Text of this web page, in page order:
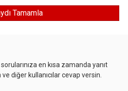
en kısa zamanda yanıt
diğer kullanıcılar cevap versin.